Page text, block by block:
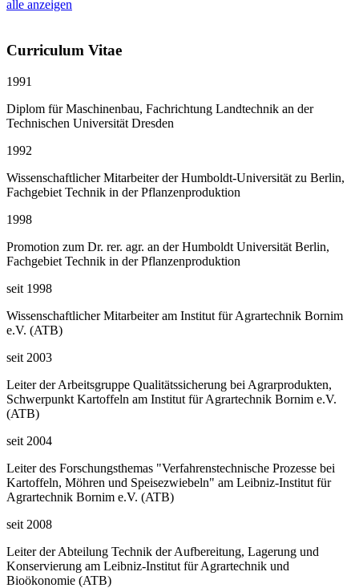
alle anzeigen
Curriculum Vitae
1991
Diplom für Maschinenbau, Fachrichtung Landtechnik an der
Technischen Universität Dresden
1992
Wissenschaftlicher Mitarbeiter der Humboldt-Universität zu Berlin,
Fachgebiet Technik in der Pflanzenproduktion
1998
Promotion zum Dr. rer. agr. an der Humboldt Universität Berlin,
Fachgebiet Technik in der Pflanzenproduktion
seit 1998
Wissenschaftlicher Mitarbeiter am Institut für Agrartechnik Bornim
e.V. (ATB)
seit 2003
Leiter der Arbeitsgruppe Qualitätssicherung bei Agrarprodukten,
Schwerpunkt Kartoffeln am Institut für Agrartechnik Bornim e.V.
(ATB)
seit 2004
Leiter des Forschungsthemas "Verfahrenstechnische Prozesse bei
Kartoffeln, Möhren und Speisezwiebeln" am Leibniz-Institut für
Agrartechnik Bornim e.V. (ATB)
seit 2008
Leiter der Abteilung Technik der Aufbereitung, Lagerung und
Konservierung am Leibniz-Institut für Agrartechnik und
Bioökonomie (ATB)